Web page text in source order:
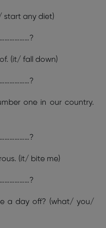
start any diet)
(it/ fall down)
one in our country.
(it/ bite me)
a day off? (what/ you/